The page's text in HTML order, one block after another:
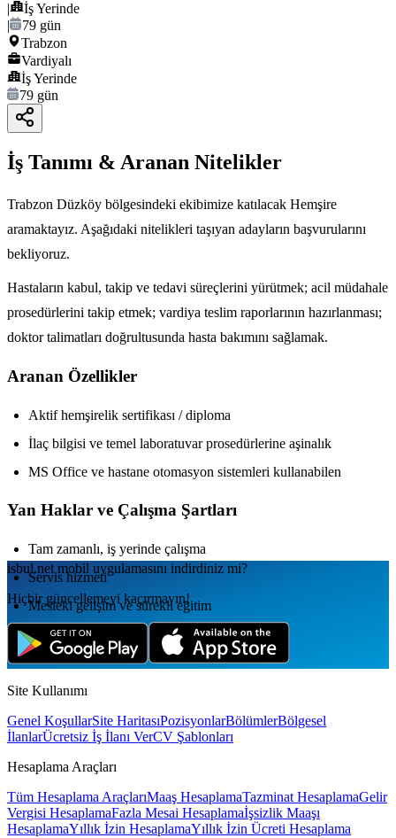
|
İş Yerinde
|
79 gün
Trabzon
Vardiyalı
İş Yerinde
79 gün
İş Tanımı & Aranan Nitelikler
Trabzon Düzköy bölgesindeki ekibimize katılacak Hemşire
aramaktayız. Aşağıdaki nitelikleri taşıyan adayların başvurularını
bekliyoruz.
Hastaların kabul, takip ve tedavi süreçlerini yürütmek; acil müdahale
prosedürlerini takip etmek; vardiya teslim raporlarının hazırlanması;
doktor talimatları doğrultusunda hasta bakımını sağlamak.
Aranan Özellikler
Aktif hemşirelik sertifikası / diploma
İlaç bilgisi ve temel laboratuvar prosedürlerine aşinalık
MS Office ve hastane otomasyon sistemleri kullanabilen
Yan Haklar ve Çalışma Şartları
Tam zamanlı, iş yerinde çalışma
Servis hizmeti
Mesleki gelişim ve sürekli eğitim
isbul.net mobil uygulamаsını indirdiniz mi?
Hiçbir güncellemeyi kaçırmayın!
Site Kullanımı
Genel KoşullarSite HaritasıPozisyonlarBölümlerBölgesel
İlanlarÜcretsiz İş İlanı VerCV Şablonları
Hesaplama Araçları
Tüm Hesaplama AraçlarıMaaş HesaplamaTazminat HesaplamaGelir
Vergisi HesaplamaFazla Mesai Hesaplamaİşsizlik Maaşı
HesaplamaYıllık İzin HesaplamaYıllık İzin Ücreti Hesaplama